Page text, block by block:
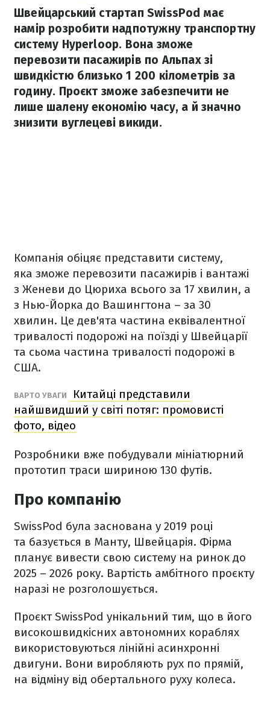
Швейцарський стартап SwissPod має
намір розробити надпотужну транспортну
систему Hyperloop. Вона зможе
перевозити пасажирів по Альпах зі
швидкістю близько 1 200 кілометрів за
годину. Проєкт зможе забезпечити не
лише шалену економію часу, а й значно
знизити вуглецеві викиди.
Компанія обіцяє представити систему,
яка зможе перевозити пасажирів і вантажі
з Женеви до Цюриха всього за 17 хвилин, а
з Нью-Йорка до Вашингтона – за 30
хвилин. Це дев'ята частина еквівалентної
тривалості подорожі на поїзді у Швейцарії
та сьома частина тривалості подорожі в
США.
ВАРТО УВАГИ
Китайці представили
найшвидший у світі потяг: промовисті
фото, відео
Розробники вже побудували мініатюрний
прототип траси шириною 130 футів.
Про компанію
SwissPod була заснована у 2019 році
та базується в Манту, Швейцарія. Фірма
планує вивести свою систему на ринок до
2025 – 2026 року. Вартість амбітного проєкту
наразі не розголошується.
Проєкт SwissPod унікальний тим, що в його
високошвидкісних автономних кораблях
використовуються лінійні асинхронні
двигуни. Вони виробляють рух по прямій,
на відміну від обертального руху колеса.